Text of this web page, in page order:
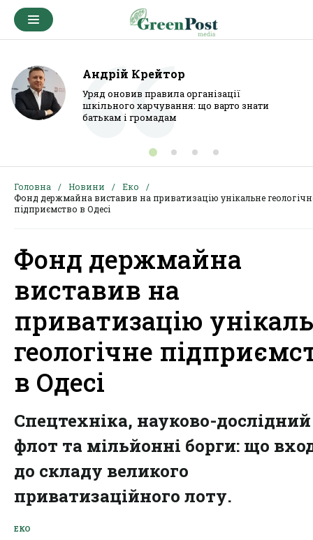
Андрій Крейтор
Уряд оновив правила організації
шкільного харчування: що варто знати
батькам і громадам
Головна Новини
Еко
Фонд держмайна виставив на приватизацію унікальне
підприємство в Одесі
Фонд держмайна
виставив на
приватизацію
геологічне
в Одесі
Спецтехніка, науково-дослідний
флот та мільйонні борги: що
до складу великого
приватизаційного лоту.
ЕКО